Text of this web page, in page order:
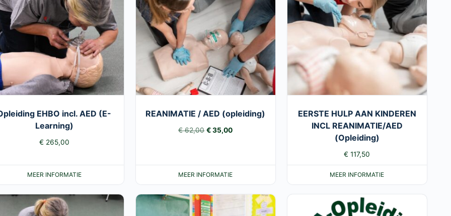
EHBO incl. AED (E-
Learning)
€ 265,00
MEER INFORMATIE
REANIMATIE / AED (opleiding)
€62,00 Oorspronkelijke
€35,00Huidige
MEER INFORMATIE
EERSTE HULP AAN KINDEREN
INCL REANIMATIE/AED
(Opleiding)
€ 117,50
MEER INFORMATIE